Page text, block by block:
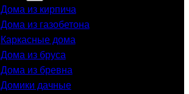
Дома из кирпича
Дома из газобетона
Каркасные дома
Дома из бруса
Дома из бревна
Домики дачные